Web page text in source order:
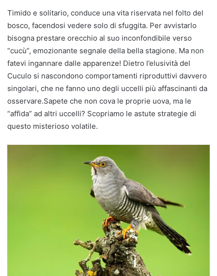
Timido e solitario, conduce una vita riservata nel folto del
bosco, facendosi vedere solo di sfuggita. Per avvistarlo
bisogna prestare orecchio al suo inconfondibile verso
“cucù”, emozionante segnale della bella stagione. Ma non
fatevi ingannare dalle apparenze! Dietro l’elusività del
Cuculo si nascondono comportamenti riproduttivi davvero
singolari, che ne fanno uno degli uccelli più affascinanti da
osservare.Sapete che non cova le proprie uova, ma le
“affida” ad altri uccelli? Scopriamo le astute strategie di
questo misterioso volatile.